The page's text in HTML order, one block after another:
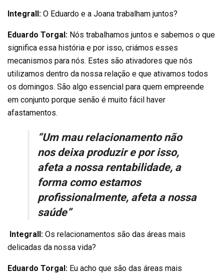
Integrall: O Eduardo e a Joana trabalham juntos?
Eduardo Torgal: Nós trabalhamos juntos e sabemos o que
significa essa história e por isso, criámos esses
mecanismos para nós. Estes são ativadores que nós
utilizamos dentro da nossa relação e que ativamos todos
os domingos. São algo essencial para quem empreende
em conjunto porque senão é muito fácil haver
afastamentos.
“Um mau relacionamento não
nos deixa produzir e por isso,
afeta a nossa rentabilidade, a
forma como estamos
profissionalmente, afeta a nossa
saúde”
Integrall: Os relacionamentos são das áreas mais
delicadas da nossa vida?
Eduardo Torgal: Eu acho que são das áreas mais